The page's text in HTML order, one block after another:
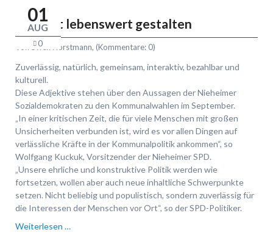
Neues
fördern
01
AUG
0
Zukunft lebenswert gestalten
Swen Horstmann, (Kommentare: 0)
Zuverlässig, natürlich, gemeinsam, interaktiv, bezahlbar und
kulturell.
Diese Adjektive stehen über den Aussagen der Nieheimer
Sozialdemokraten zu den Kommunalwahlen im September.
„In einer kritischen Zeit, die für viele Menschen mit großen
Unsicherheiten verbunden ist, wird es vor allen Dingen auf
verlässliche Kräfte in der Kommunalpolitik ankommen“, so
Wolfgang Kuckuk, Vorsitzender der Nieheimer SPD.
„Unsere ehrliche und konstruktive Politik werden wie
fortsetzen, wollen aber auch neue inhaltliche Schwerpunkte
setzen. Nicht beliebig und populistisch, sondern zuverlässig für
die Interessen der Menschen vor Ort“, so der SPD-Politiker.
Weiterlesen …